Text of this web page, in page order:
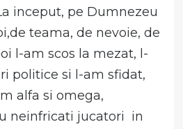
inceput, pe Dumnezeu
teama, de nevoie, de
l-am scos la mezat, l-
politice si l-am sfidat,
alfa si omega,
neinfricati jucatori in